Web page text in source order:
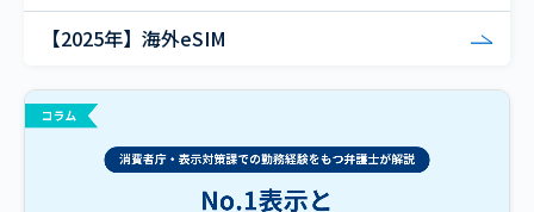
【2025年】海外eSIM